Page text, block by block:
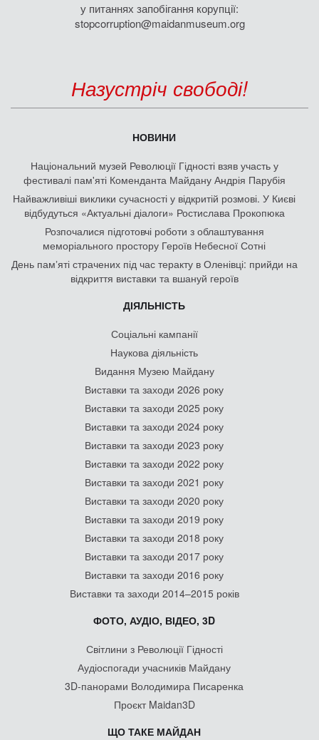
у питаннях запобігання корупції:
stopcorruption@maidanmuseum.org
Назустріч свободі!
НОВИНИ
Національний музей Революції Гідності взяв участь у
фестивалі пам'яті Коменданта Майдану Андрія Парубія
Найважливіші виклики сучасності у відкритій розмові. У Києві
відбудуться «Актуальні діалоги» Ростислава Прокопюка
Розпочалися підготовчі роботи з облаштування
меморіального простору Героїв Небесної Сотні
День памʼяті страчених під час теракту в Оленівці: прийди на
відкриття виставки та вшануй героїв
ДІЯЛЬНІСТЬ
Соціальні кампанії
Наукова діяльність
Видання Музею Майдану
Виставки та заходи 2026 року
Виставки та заходи 2025 року
Виставки та заходи 2024 року
Виставки та заходи 2023 року
Виставки та заходи 2022 року
Виставки та заходи 2021 року
Виставки та заходи 2020 року
Виставки та заходи 2019 року
Виставки та заходи 2018 року
Виставки та заходи 2017 року
Виставки та заходи 2016 року
Виставки та заходи 2014–2015 років
ФОТО, АУДІО, ВІДЕО, 3D
Світлини з Революції Гідності
Аудіоспогади учасників Майдану
3D-панорами Володимира Писаренка
Проєкт Maidan3D
ЩО ТАКЕ МАЙДАН